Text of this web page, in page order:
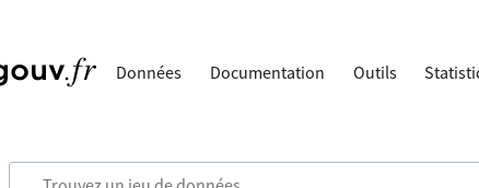
Données Documentation Outils